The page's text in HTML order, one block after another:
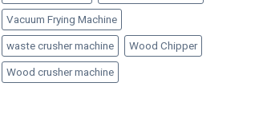
Vacuum Frying Machine
waste crusher machine Wood Chipper
Wood crusher machine